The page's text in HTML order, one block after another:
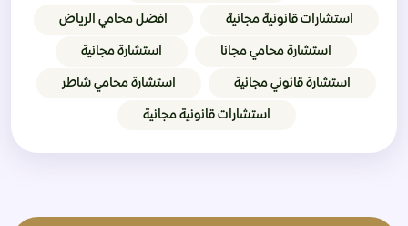
استشارات قانونية مجانية افضل محامي الرياض
استشارة محامي مجانا استشارة مجانية
استشارة قانوني مجانية استشارة محامي شاطر
استشارات قانونية مجانية